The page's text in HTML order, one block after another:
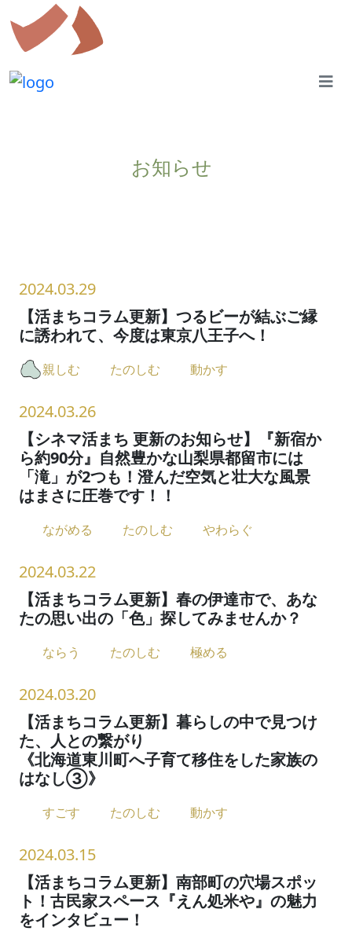
お知らせ
2024.03.29
【活まちコラム更新】つるビーが結ぶご縁
に誘われて、今度は東京八王子へ！
親しむ たのしむ 動かす
2024.03.26
【シネマ活まち 更新のお知らせ】『新宿か
ら約90分』自然豊かな山梨県都留市には
「滝」が2つも！澄んだ空気と壮大な風景
はまさに圧巻です！！
ながめる たのしむ やわらぐ
2024.03.22
【活まちコラム更新】春の伊達市で、あな
たの思い出の「色」探してみませんか？
ならう たのしむ 極める
2024.03.20
【活まちコラム更新】暮らしの中で見つけ
た、人との繋がり
《北海道東川町へ子育て移住をした家族の
はなし③》
すごす たのしむ 動かす
2024.03.15
【活まちコラム更新】南部町の穴場スポッ
ト！古民家スペース『えん処米や』の魅力
をインタビュー！